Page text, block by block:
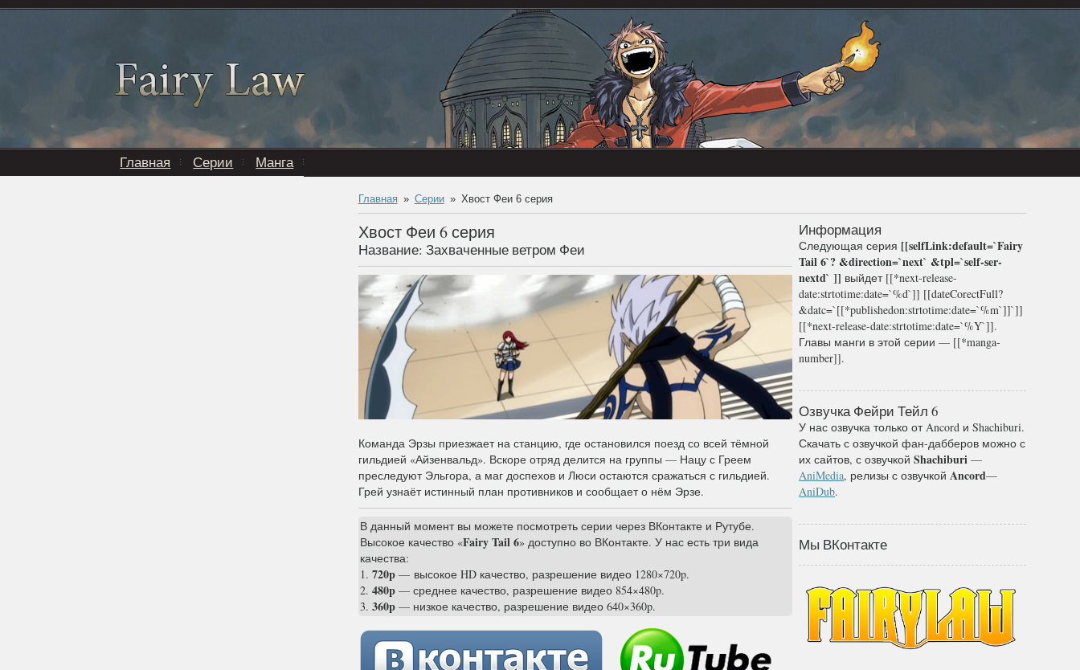
Главная Серии Манга
Главная Серии Хвост Феи 6 серия
Хвост Феи 6 серия
Название: Захваченные ветром Феи
Команда Эрзы приезжает на станцию, где остановился поезд со всей тёмной
гильдией «Айзенвальд». Вскоре отряд делится на группы — Нацу с Греем
преследуют Эльгора, а маг доспехов и Люси остаются сражаться с гильдией.
Грей узнаёт истинный план противников и сообщает о нём Эрзе.
В данный момент вы можете посмотреть серии через ВКонтакте и Рутубе.
Высокое качество «Fairy Tail 6» доступно во ВКонтакте. У нас есть три вида
качества:
1. 720p— высокое HD качество, разрешение видео 1280×720p.
2. 480p— среднее качество, разрешение видео 854×480p.
3. 360p— низкое качество, разрешение видео 640×360p.
Информация
Следующая серия [[selfLink:default=`Fairy
Tail 6`? &direction=`next` &tpl=`self-ser-
nextd` ]] выйдет [[*next-release-
date:strtotime:date=`%d`]] [[dateCorectFull?
&datc=`[[*publishedon:strtotime:date=`%m`]]`]]
[[*next-release-date:strtotime:date=`%Y`]].
Главы манги в этой серии — [[*manga-
number]].
Озвучка Фейри Тейл 6
У нас озвучка только от Ancord и Shachiburi.
Скачать с озвучкой фан-дабберов можно с
их сайтов, с озвучкойShachiburi —
AniMedia, релизы с озвучкойAncord—
AniDub.
Мы ВКонтакте